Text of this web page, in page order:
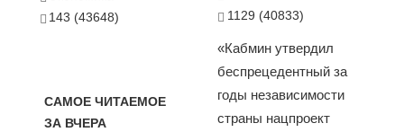
143 (43648)
САМОЕ ЧИТАЕМОЕ
ЗА ВЧЕРА
1129 (40833)
«Кабмин утвердил
беспрецедентный за
годы независимости
страны нацпроект